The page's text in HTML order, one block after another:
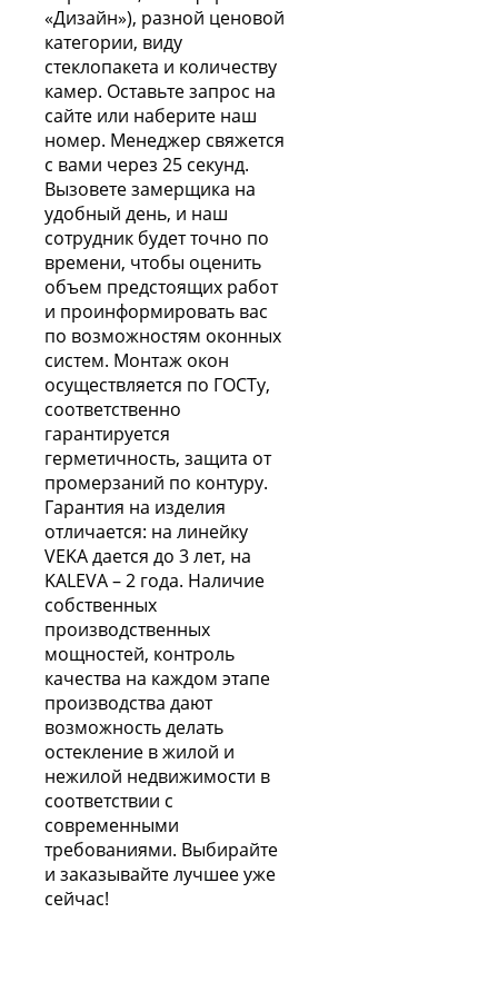
«Дизайн»), разной ценовой
категории, виду
стеклопакета и количеству
камер. Оставьте запрос на
сайте или наберите наш
номер. Менеджер свяжется
с вами через 25 секунд.
Вызовете замерщика на
удобный день, и наш
сотрудник будет точно по
времени, чтобы оценить
объем предстоящих работ
и проинформировать вас
по возможностям оконных
систем. Монтаж окон
осуществляется по ГОСТу,
соответственно
гарантируется
герметичность, защита от
промерзаний по контуру.
Гарантия на изделия
отличается: на линейку
VEKA дается до 3 лет, на
KALEVA – 2 года. Наличие
собственных
производственных
мощностей, контроль
качества на каждом этапе
производства дают
возможность делать
остекление в жилой и
нежилой недвижимости в
соответствии с
современными
требованиями. Выбирайте
и заказывайте лучшее уже
сейчас!